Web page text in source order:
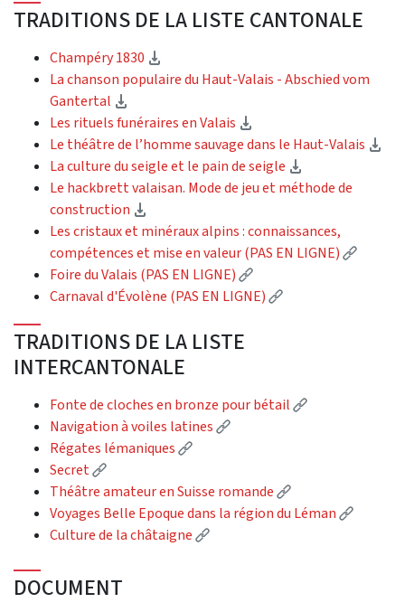
TRADITIONS DE LA LISTE CANTONALE
Champéry 1830
La chanson populaire du Haut-Valais - Abschied vom
Gantertal
Les rituels funéraires en Valais
Le théâtre de l’homme sauvage dans le Haut-Valais
La culture du seigle et le pain de seigle
Le hackbrett valaisan. Mode de jeu et méthode de
construction
Les cristaux et minéraux alpins : connaissances,
compétences et mise en valeur (PAS EN LIGNE)
Foire du Valais (PAS EN LIGNE)
(External link)
Carnaval d'Évolène (PAS EN LIGNE)
(External link)
TRADITIONS DE LA LISTE
INTERCANTONALE
Fonte de cloches en bronze pour bétail
(External link)
Navigation à voiles latines
(External link)
Régates lémaniques
(External link)
Secret
(External link)
Théâtre amateur en Suisse romande
(External link)
Voyages Belle Epoque dans la région du Léman
Culture de la châtaigne
(External link)
DOCUMENT